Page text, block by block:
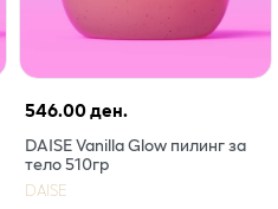
546.00 ден.
DAISE Vanilla Glow пилинг за
тело 510гр
DAISE